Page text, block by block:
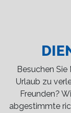
Besuchen
Urlaub zu
Freunden?
abgestimmte